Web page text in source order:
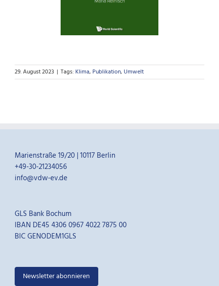
29. August 2023 | Tags: Klima, Publikation, Umwelt
Marienstraße 19/20 | 10117 Berlin
+49-30-21234056
info@vdw-ev.de
GLS Bank Bochum
IBAN DE45 4306 0967 4022 7875 00
BIC GENODEM1GLS
Newsletter abonnieren